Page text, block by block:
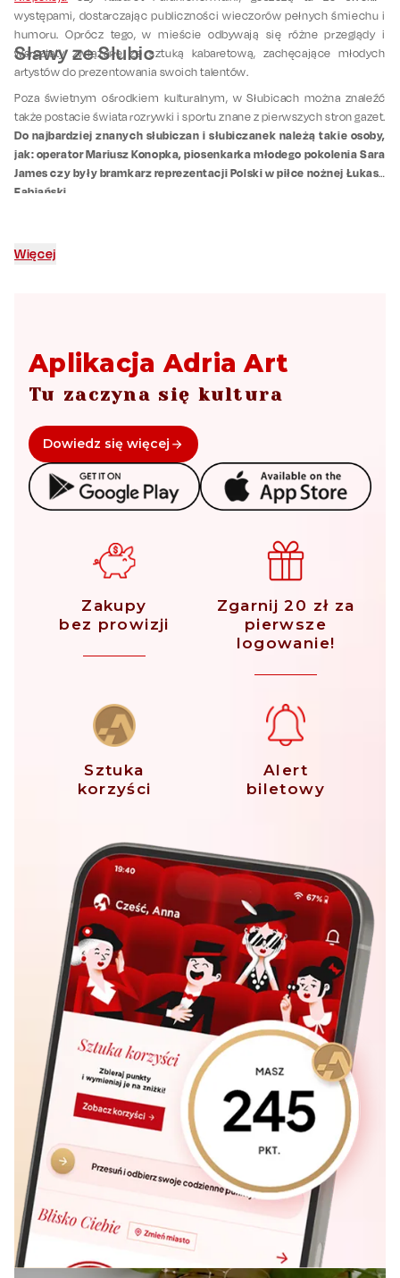
występami, dostarczając publiczności wieczorów pełnych śmiechu i
humoru. Oprócz tego, w mieście odbywają się różne przeglądy i
warsztaty związane ze sztuką kabaretową, zachęcające młodych
artystów do prezentowania swoich talentów.
Sławy ze Słubic
Poza świetnym ośrodkiem kulturalnym, w Słubicach można znaleźć
także postacie świata rozrywki i sportu znane z pierwszych stron gazet.
Do najbardziej znanych słubiczan i słubiczanek należą takie osoby,
jak: operator Mariusz Konopka, piosenkarka młodego pokolenia Sara
James czy były bramkarz reprezentacji Polski w piłce nożnej Łukasz
Fabiański.
Więcej
Aplikacja Adria Art
Tu zaczyna się kultura
Dowiedz się więcej
Zakupy
bez prowizji
Zgarnij 20 zł za
pierwsze
logowanie!
Sztuka
korzyści
Alert
biletowy